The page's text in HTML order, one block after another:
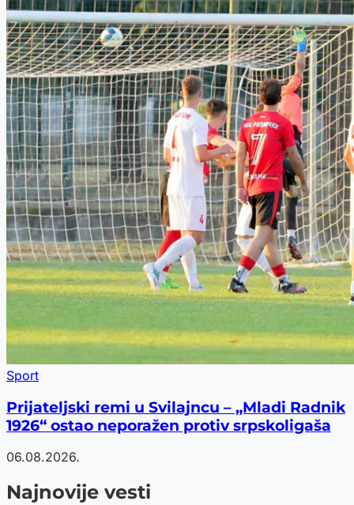
Sport
Prijateljski remi u Svilajncu – „Mladi Radnik
1926“ ostao neporažen protiv srpskoligaša
06.08.2026.
Najnovije vesti